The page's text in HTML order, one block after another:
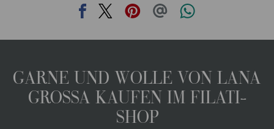
GARNE UND WOLLE VON LANA
GROSSA KAUFEN IM FILATI-
SHOP